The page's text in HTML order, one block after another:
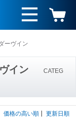
ーヴイン
イン CATEG
価格の高い順 更新日順